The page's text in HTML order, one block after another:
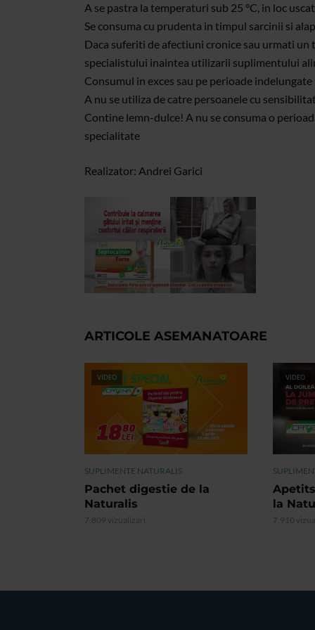
A se pastra la temperaturi sub 25 °C, in loc
Se consuma cu prudenta in timpul sarcinii si
Daca suferiti de afectiuni cronice sau urmati
specialistului inaintea utilizarii suplimentului
Consumul in exces sau pe perioade
A nu se utiliza de catre persoanele cu
Contine lemn-dulce! A nu se consuma o
specialitate
Realizator: Andrei Garici
ARTICOLE ASEMANATOARE
VIDEO
SUPLIMENTE NATURALIS
Pachet digestie de la
Naturalis
7.809 vizualizari
VIDEO
la
7.910